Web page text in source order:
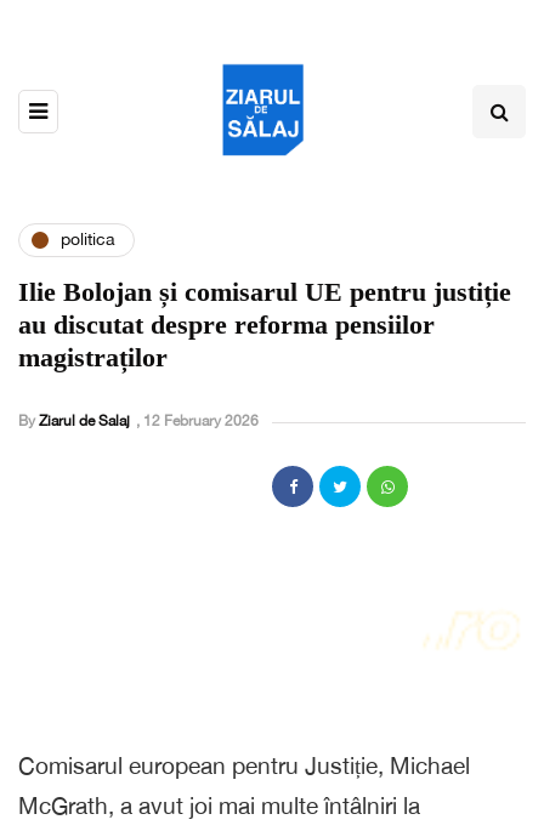
politica
Ilie Bolojan și comisarul UE pentru justiție
au discutat despre reforma pensiilor
magistraților
By Ziarul de Salaj , 12 February 2026
Comisarul european pentru Justiție, Michael
McGrath, a avut joi mai multe întâlniri la